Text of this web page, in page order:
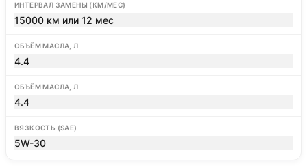
ИНТЕРВАЛ ЗАМЕНЫ (КМ/МЕС)
15000 км или 12 мес
ОБЪЁМ МАСЛА, Л
4.4
ОБЪЁМ МАСЛА, Л
4.4
ВЯЗКОСТЬ (SAE)
5W-30